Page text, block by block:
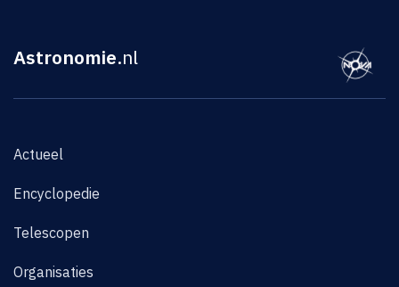
Astronomie.nl
Actueel
Encyclopedie
Telescopen
Organisaties